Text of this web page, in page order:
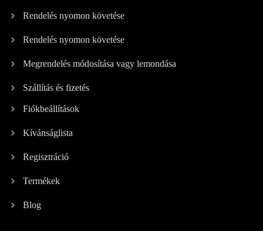
Rendelés nyomon követése
Rendelés nyomon követése
Megrendelés módosítása vagy lemondása
Szállítás és fizetés
Fiókbeállítások
Kívánságlista
Regisztráció
Termékek
Blog